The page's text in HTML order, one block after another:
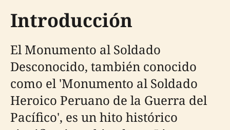
Introducción
El Monumento al Soldado
Desconocido, también conocido
como el 'Monumento al Soldado
Heroico Peruano de la Guerra del
Pacífico', es un hito histórico